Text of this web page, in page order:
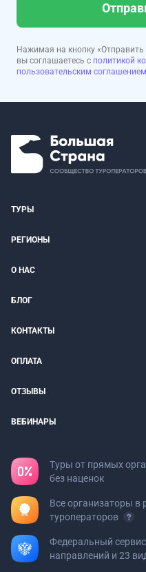
Нажимая на кнопку «Отправить
вы соглашаетесь с политикой
пользовательским соглашением
ТУРЫ
РЕГИОНЫ
О НАС
БЛОГ
КОНТАКТЫ
ОПЛАТА
ОТЗЫВЫ
ВЕБИНАРЫ
Туры от прямых
без наценок
Все организаторы в
туроператоров
Федеральный
направлений и 23